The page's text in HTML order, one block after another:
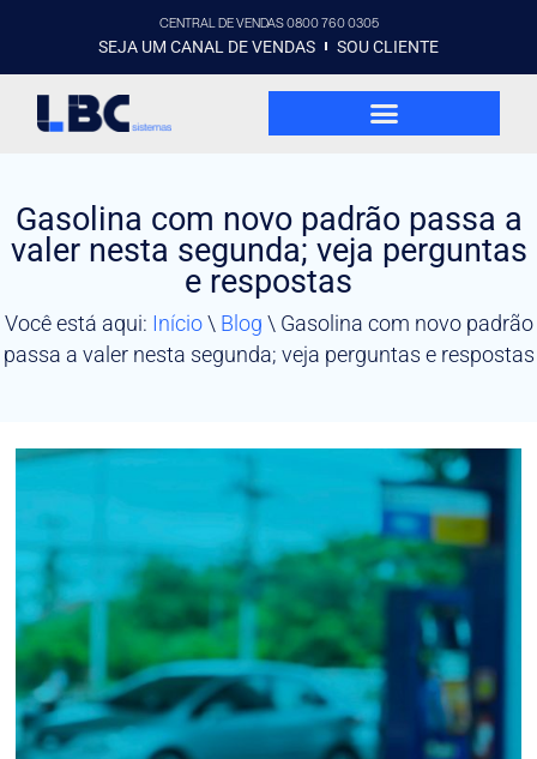
CENTRAL DE VENDAS 0800 760 0305
SEJA UM CANAL DE VENDAS SOU CLIENTE
Gasolina com novo padrão passa a
valer nesta segunda; veja perguntas
e respostas
Você está aqui: Início\ Blog \ Gasolina com novo padrão
passa a valer nesta segunda; veja perguntas e respostas